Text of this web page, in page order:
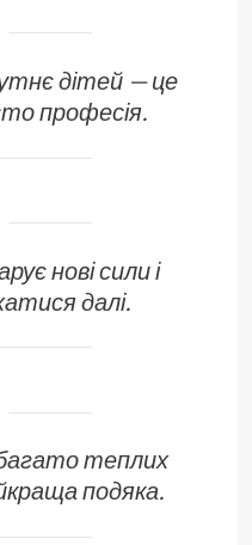
дітей — це
професія.
нові сили і
далі.
теплих
подяка.